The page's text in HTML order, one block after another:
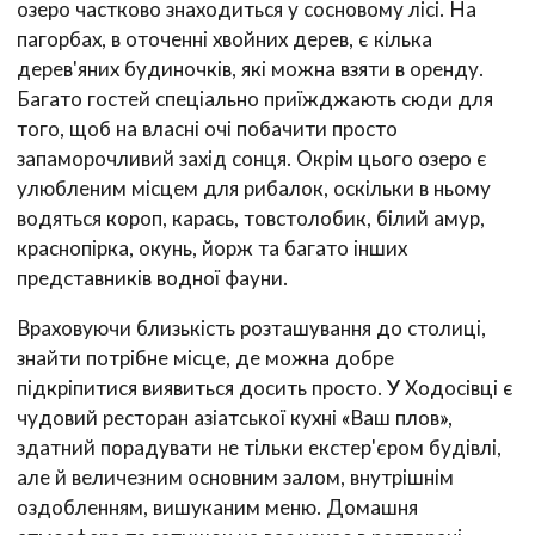
озеро частково знаходиться у сосновому лісі. На
пагорбах, в оточенні хвойних дерев, є кілька
дерев'яних будиночків, які можна взяти в оренду.
Багато гостей спеціально приїжджають сюди для
того, щоб на власні очі побачити просто
запаморочливий захід сонця. Окрім цього озеро є
улюбленим місцем для рибалок, оскільки в ньому
водяться короп, карась, товстолобик, білий амур,
краснопірка, окунь, йорж та багато інших
представників водної фауни.
Враховуючи близькість розташування до столиці,
знайти потрібне місце, де можна добре
підкріпитися виявиться досить просто. У Ходосівці є
чудовий ресторан азіатської кухні «Ваш плов»,
здатний порадувати не тільки екстер'єром будівлі,
але й величезним основним залом, внутрішнім
оздобленням, вишуканим меню. Домашня